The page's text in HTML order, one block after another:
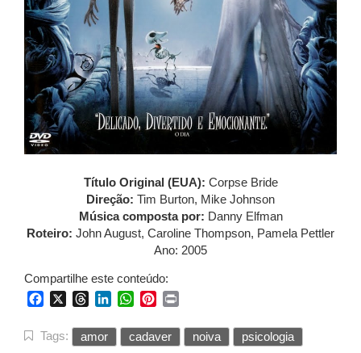
Título Original (EUA): Corpse Bride
Direção: Tim Burton, Mike Johnson
Música composta por: Danny Elfman
Roteiro: John August, Caroline Thompson, Pamela Pettler
Ano: 2005
Compartilhe este conteúdo:
FacebookThreadsLinkedInWhatsApp
Pinterest
Tags: amor cadaver noiva psicologia